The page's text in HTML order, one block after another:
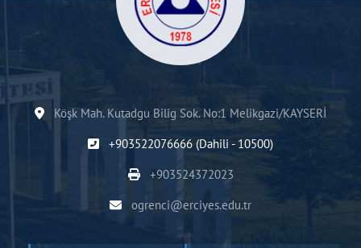
Köşk Mah. Kutadgu Bilig Sok. No:1 Melikgazi/KAYSERİ
+903522076666 (Dahili - 10500)
+903524372023
ogrenci@erciyes.edu.tr